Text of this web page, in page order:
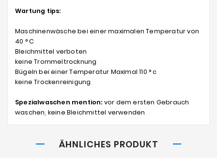
Wartung tips:
Maschinenwäsche bei einer maximalen Temperatur von
40 ° C
Bleichmittel verboten
keine Trommeltrocknung
Bügeln bei einer Temperatur Maximal 110 ° c
keine Trockenreinigung
Spezialwaschen mention: vor dem ersten Gebrauch
waschen, keine Bleichmittel verwenden
ÄHNLICHES PRODUKT